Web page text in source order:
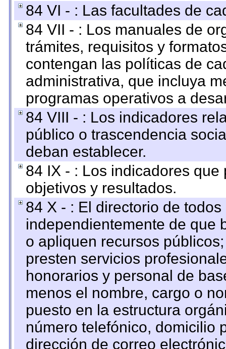
84 VI - : Las facultades de
84 VII - : Los manuales de
trámites, requisitos y
contengan las políticas de
administrativa, que incluya
programas operativos a
84 VIII - : Los indicadores
público o trascendencia
deban establecer.
84 IX - : Los indicadores
objetivos y resultados.
84 X - : El directorio de
independientemente de que
o apliquen recursos
presten servicios
honorarios y personal de
menos el nombre, cargo o
puesto en la estructura
número telefónico, domicilio
dirección de correo